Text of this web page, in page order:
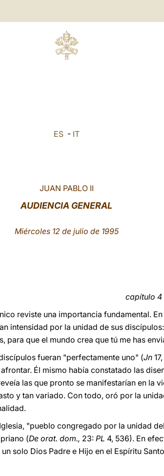
ES- IT
JUAN PABLO II
AUDIENCIA GENERAL
Miércoles 12 de julio de 1995
capítulo 4
reviste una importancia fundamental.
intensidad por la unidad de sus
para que el mundo crea que tú me has
fueran "perfectamente uno" (Jn
Él mismo había constatado las
las que pronto se manifestarían en la
y tan variado. Con todo, oró por la
"pueblo congregado por la unidad
(De orat. dom., 23: PL 4, 536). En
solo Dios Padre e Hijo en el Espíritu